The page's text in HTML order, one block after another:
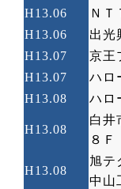
H13.06 ＮＴ
H13.06
出光
H13.07
京王
H13.07
ハロ
H13.08
ハロ
H13.08
白
８Ｆ
H13.08
旭
中山